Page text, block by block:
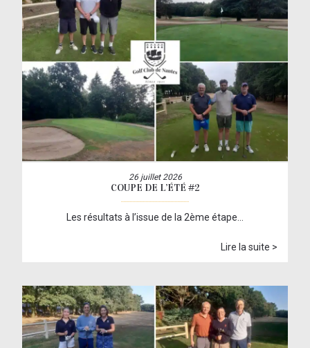
26 juillet 2026
COUPE DE L’ÉTÉ #2
Les résultats à l’issue de la 2ème étape…
Lire la suite >